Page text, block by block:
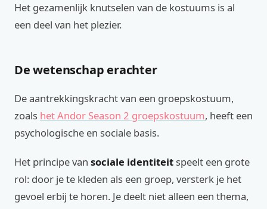
Het gezamenlijk knutselen van de kostuums is al
een deel van het plezier.
De wetenschap erachter
De aantrekkingskracht van een groepskostuum,
zoals het Andor Season 2 groepskostuum, heeft een
psychologische en sociale basis.
Het principe van sociale identiteit speelt een grote
rol: door je te kleden als een groep, versterk je het
gevoel erbij te horen. Je deelt niet alleen een thema,